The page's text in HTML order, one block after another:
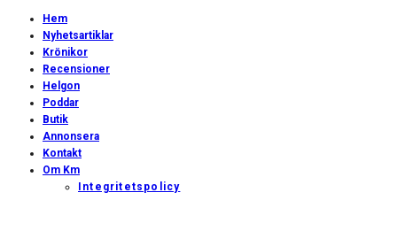
Hem
Nyhetsartiklar
Krönikor
Recensioner
Helgon
Poddar
Butik
Annonsera
Kontakt
Om Km
Integritetspolicy